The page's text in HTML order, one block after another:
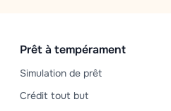
Prêt à tempérament
Simulation de prêt
Crédit tout but